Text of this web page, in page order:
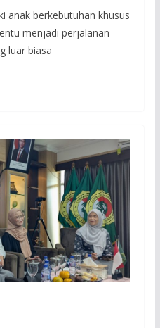
anak berkebutuhan khusus
menjadi perjalanan
luar biasa